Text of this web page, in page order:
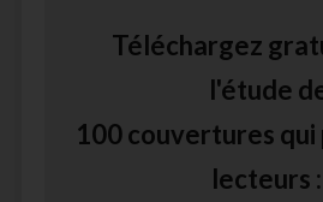
Téléchargez
l'étude
100 couvertures qui
lecteurs :